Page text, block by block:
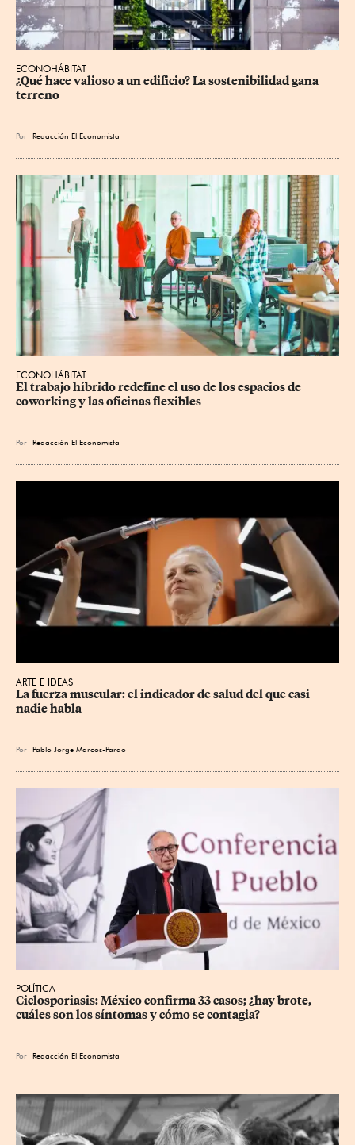
ECONOHÁBITAT
¿Qué hace valioso a un edificio? La sostenibilidad gana
terreno
Por Redacción El Economista
ECONOHÁBITAT
El trabajo híbrido redefine el uso de los espacios de
coworking y las oficinas flexibles
Por Redacción El Economista
ARTE E IDEAS
La fuerza muscular: el indicador de salud del que casi
nadie habla
Por Pablo Jorge Marcos-Pardo
POLÍTICA
Ciclosporiasis: México confirma 33 casos; ¿hay brote,
cuáles son los síntomas y cómo se contagia?
Por Redacción El Economista